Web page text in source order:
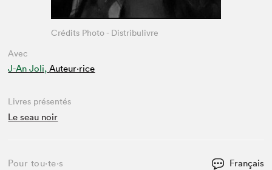
Avec
J-An Joli, Auteur·rice
Crédits Photo - Distribulivre
Livres présentés
Le seau noir
Pour tou⋅te⋅s Français